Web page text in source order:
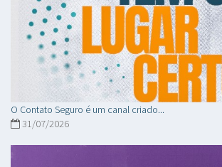
O Contato Seguro é um canal criado...
31/07/2026